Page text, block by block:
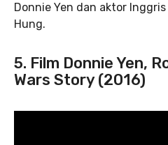
Donnie Yen dan aktor
Hung.
5. Film Donnie Yen,
Wars Story (2016)